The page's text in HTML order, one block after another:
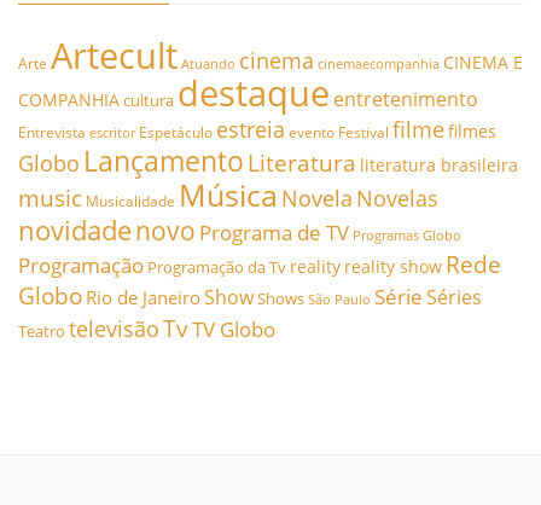
Arte Artecult Atuando cinema cinemaecompanhia CINEMA E
COMPANHIAcultura destaque entretenimento
Entrevista escritor Espetáculo estreia evento Festival filmefilmes
Globo Lançamento Literatura literatura brasileira
music Musicalidade Música Novela Novelas
novidadenovo Programa de TV Programas Globo
Programação Programação da Tv reality reality show Rede
Globo Rio de JaneiroShowShows São Paulo SérieSéries
Teatro televisãoTvTV Globo